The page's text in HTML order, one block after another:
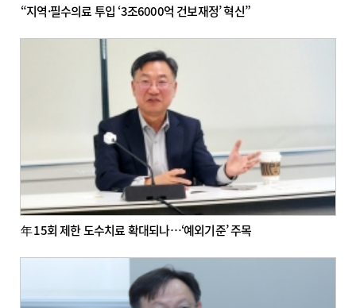
“지역·필수의료 투입 ‘3조6000억 건보재정’ 혁신”
年 15회 제한 도수치료 확대되나…‘예외기준’ 주목